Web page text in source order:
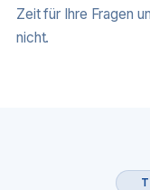
Zeit für Ihre Fragen
nicht.